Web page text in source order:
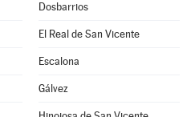
Dosbarrios
El Real de San Vicente
Escalona
Gálvez